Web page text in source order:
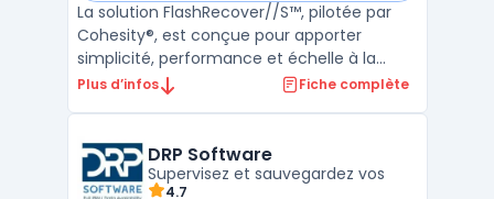
La solution FlashRecover//S™, pilotée par
Cohesity®, est conçue pour apporter
simplicité, performance et échelle à la
stratégie de protection des données. Elle
processus de sauvegarde et reprise,
permettant ainsi une concentrati ...
Plus d’infos Fiche complète
DRP Software
Supervisez et sauvegardez vos
4.7